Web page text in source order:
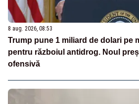
8 aug. 2026, 08:53
Trump pune 1 miliard de dolari pe
pentru războiul antidrog. Noul
ofensivă